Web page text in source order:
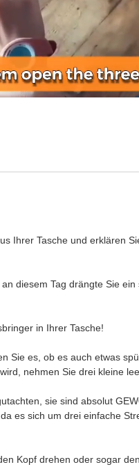
Ihrer Tasche und erklären
diesem Tag drängte Sie ein
in Ihrer Tasche!
Sie es, ob es auch etwas
nehmen Sie drei kleine
sie sind absolut
es sich um drei einfache
Kopf drehen oder sogar